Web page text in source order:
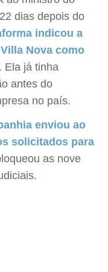
dias depois do
indicou a
Nova como
. Ela já tinha
antes do
no país.
enviou ao
solicitados para
as nove